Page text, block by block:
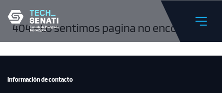
404 - Lo sentimos pagina no encontrada
Información de contacto